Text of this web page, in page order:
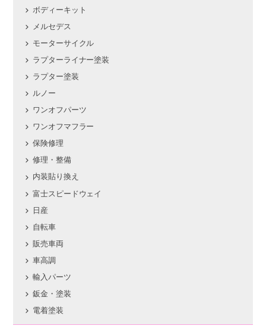
ボディーキット
メルセデス
モーターサイクル
ラプターライナー塗装
ラプター塗装
ルノー
ワンオフパーツ
ワンオフマフラー
保険修理
修理・整備
内装貼り換え
富士スピードウェイ
日産
自転車
販売車両
車高調
輸入パーツ
鈑金・塗装
電着塗装